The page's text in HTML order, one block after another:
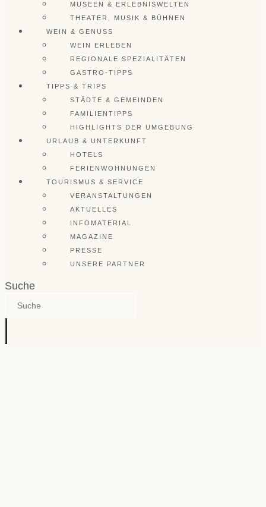
MUSEEN & ERLEBNISWELTEN
THEATER, MUSIK & BÜHNEN
WEIN & GENUSS
WEIN ERLEBEN
REGIONALE SPEZIALITÄTEN
GASTRO-TIPPS
TIPPS & TRIPS
STÄDTE & GEMEINDEN
FAMILIENTIPPS
HIGHLIGHTS DER UMGEBUNG
URLAUB & UNTERKUNFT
HOTELS
FERIENWOHNUNGEN
TOURISMUS & SERVICE
VERANSTALTUNGEN
AKTUELLES
INFOMATERIAL
MAGAZINE
PRESSE
UNSERE PARTNER
Suche